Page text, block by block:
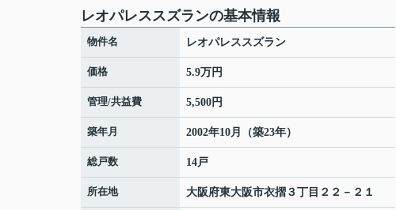
レオパレススズランの基本情報
物件名 レオパレススズラン
価格 5.9万円
管理/共益費 5,500円
築年月 2002年10月（築23年）
総戸数 14戸
所在地 大阪府東大阪市衣摺 ３丁目２２－２１